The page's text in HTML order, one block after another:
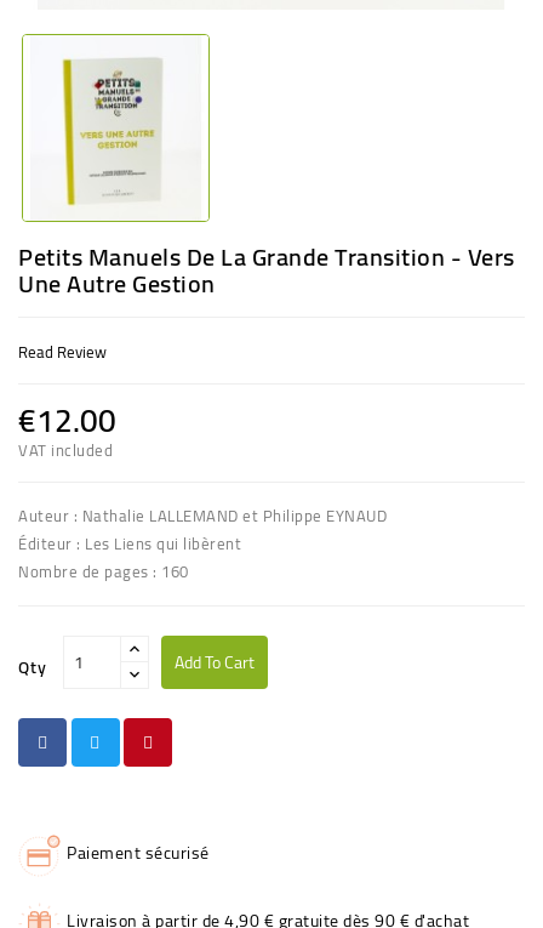
Petits Manuels De La Grande Transition - Vers
Une Autre Gestion
Read Review
€12.00
VAT included
Auteur : Nathalie LALLEMAND et Philippe EYNAUD
Éditeur : Les Liens qui libèrent
Nombre de pages : 160
Qty Add To Cart
Paiement sécurisé
Livraison à partir de 4,90 € gratuite dès 90 € d'achat